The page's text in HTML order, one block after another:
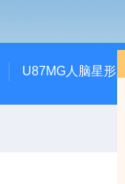
U87MG人脑星形